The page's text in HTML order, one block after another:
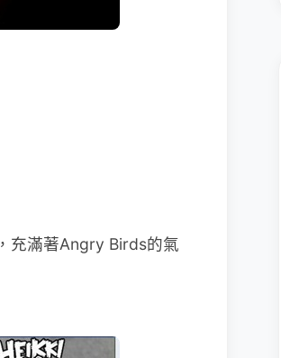
，充滿著Angry Birds的氣